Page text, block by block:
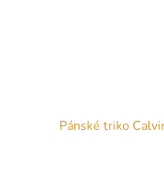
Pánské triko